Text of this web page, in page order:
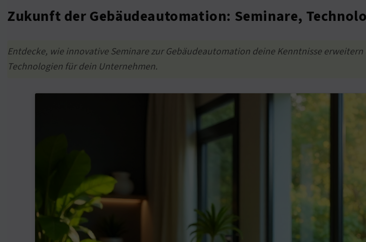
Zukunft der Gebäudeautomation: Seminare,
Entdecke, wie innovative Seminare zur Gebäudeautomation deine Kenntnisse
Technologien für dein Unternehmen.